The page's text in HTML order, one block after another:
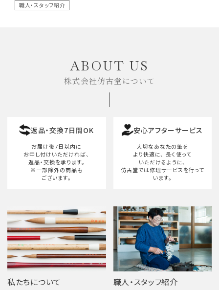
職人・スタッフ紹介
ABOUT US
株式会社仿古堂について
返品・交換7日間OK
お届け後7日以内に
お申し付けいただければ、
返品・交換を承ります。
※一部除外の商品も
ございます。
安心アフターサービス
大切なあなたの筆を
より快適に、 長く使って
いただけるように、
仿古堂では修理サービスを行って
います。
私たちについて 職人・スタッフ紹介